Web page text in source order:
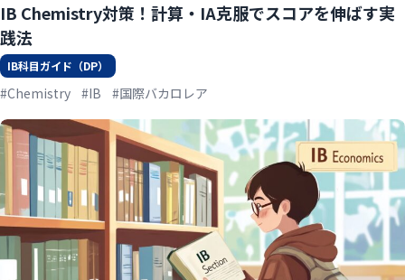
IB Chemistry対策！計算・IA克服でスコアを伸ばす実
践法
IB科目ガイド（DP）
#Chemistry #IB #国際バカロレア